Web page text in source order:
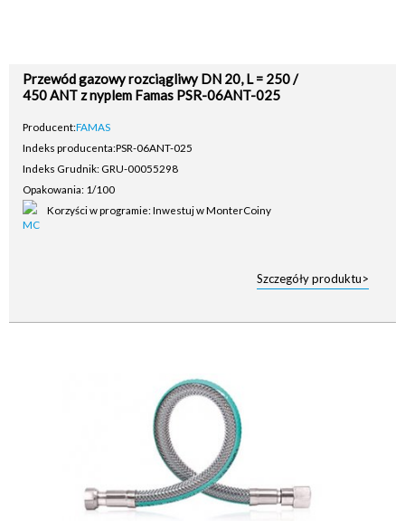
Przewód gazowy rozciągliwy DN 20, L = 250 /
450 ANT z nyplem Famas PSR-06ANT-025
Producent:FAMAS
Indeks producenta:PSR-06ANT-025
Indeks Grudnik: GRU-00055298
Opakowania: 1/100
Korzyści w programie: Inwestuj w MonterCoiny
Szczegóły produktu>